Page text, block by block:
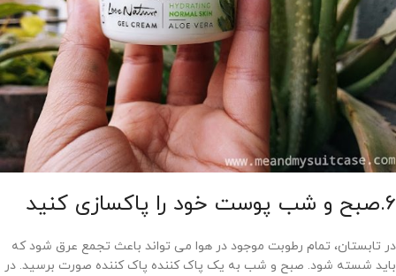
6.صبح و شب پوست خود را پاکسازی کنید
در تابستان، تمام رطوبت موجود در هوا می تواند باعث تجمع عرق شود که
باید شسته شود. صبح و شب به یک پاک کننده پاک کننده صورت برسید. در